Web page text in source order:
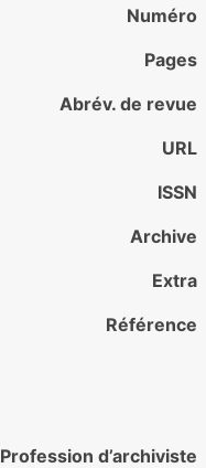
Numéro
Pages
Abrév. de revue
URL
ISSN
Archive
Extra
Référence
Profession d’archiviste